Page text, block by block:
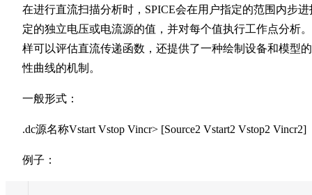
在进行直流扫描分析时，SPICE会在用户指定的范围内步进
定的独立电压或电流源的值，并对每个值执行工作点分析
样可以评估直流传递函数，还提供了一种绘制设备和模型
性曲线的机制。
一般形式：
.dc源名称Vstart Vstop Vincr> [Source2 Vstart2 Vstop2 Vincr2]
例子：